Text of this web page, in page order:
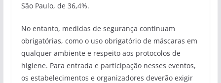
São Paulo, de 36,4%.
No entanto, medidas de segurança continuam
obrigatórias, como o uso obrigatório de máscaras em
qualquer ambiente e respeito aos protocolos de
higiene. Para entrada e participação nesses eventos,
os estabelecimentos e organizadores deverão exigir